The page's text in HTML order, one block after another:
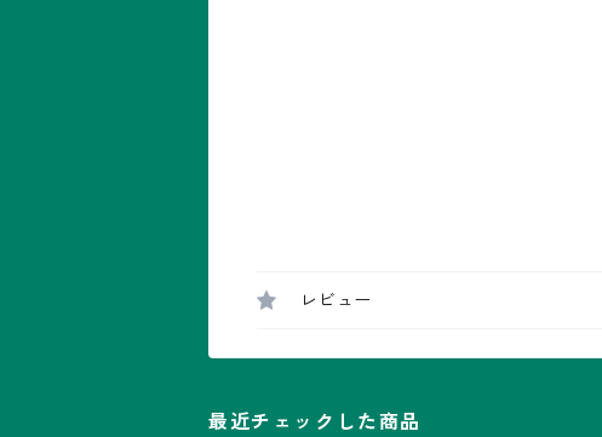
レビュー
最近チェックした商品